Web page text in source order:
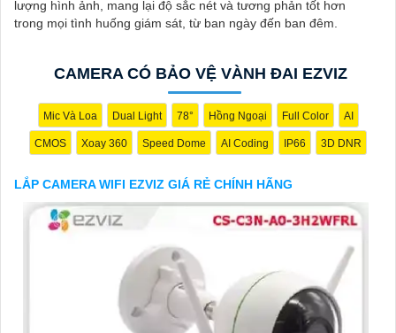
Không chỉ vậy, sản phẩm cũng mang lại chất lượng hình ảnh sắc
nét và độ phân giải cao, cho phép bạn theo dõi mọi hoạt động
giá rẻ chính hãng để bảo vệ tài sản và gia đình của bạn ngay
hôm nay!"
Hy vọng đoạn văn trên sẽ giúp bạn trong việc giới thiệu sản
phẩm Camera Wifi Ezviz.
lượng hình ảnh, mang lại độ sắc nét và tương phản tốt hơn
trong mọi tình huống giám sát, từ ban ngày đến ban đêm.
CAMERA CÓ BẢO VỆ VÀNH ĐAI EZVIZ
Mic Và Loa Dual Light 78° Hồng Ngoại Full Color AI
CMOS Xoay 360 Speed Dome AI Coding IP66 3D DNR
LẮP CAMERA WIFI EZVIZ GIÁ RẺ CHÍNH HÃNG